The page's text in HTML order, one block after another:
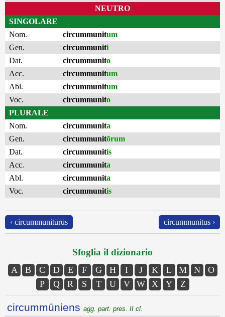
NEUTRO
SINGOLARE
Nom.
circummunitum
Gen.
circummuniti
Dat.
circummunito
Acc.
circummunitum
Abl.
circummunitum
Voc.
circummunito
PLURALE
Nom.
circummunita
Gen.
circummunitōrum
Dat.
circummunitis
Acc.
circummunita
Abl.
circummunita
Voc.
circummunitis
‹ circummunitūrūs circummunitus ›
Sfoglia il dizionario
A B C D E F G H I J K L M N
O
P
Q R S T U V W X Y Z
circummūniens agg. part. pres. II cl.